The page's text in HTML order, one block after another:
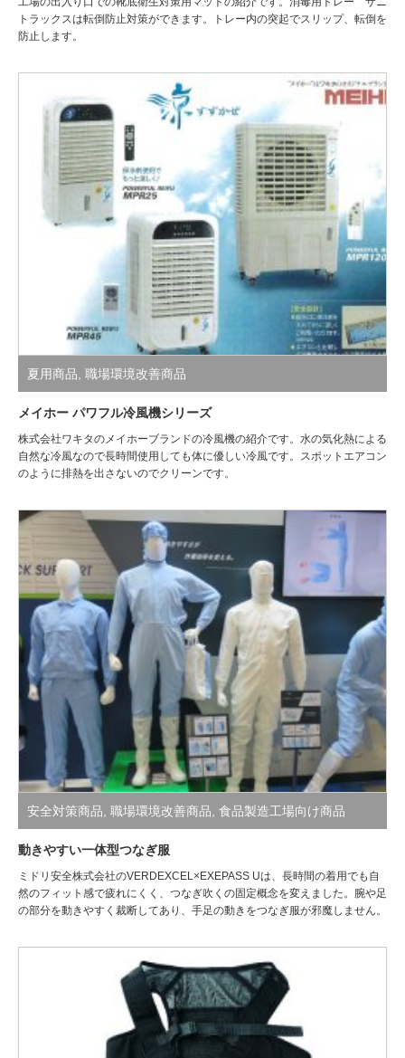
トラックスは転倒防止対策ができます。トレー内の突起でスリップ、転倒を
防止します。
夏用商品 職場環境改善商品
メイホー パワフル冷風機シリーズ
株式会社ワキタのメイホーブランドの冷風機の紹介です。水の気化熱による
自然な冷風なので長時間使用しても体に優しい冷風です。スポットエアコン
のように排熱を出さないのでクリーンです。
安全対策商品 職場環境改善商品 食品製造工場向け商品
動きやすい一体型つなぎ服
ミドリ安全株式会社のVERDEXCEL×EXEPASS Uは、長時間の着用でも自
然のフィット感で疲れにくく、つなぎ吹くの固定概念を変えました。腕や足
の部分を動きやすく裁断してあり、手足の動きをつなぎ服が邪魔しません。